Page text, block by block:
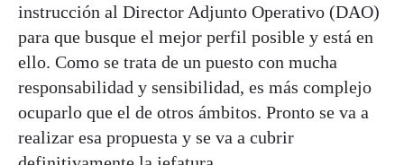
instrucción al Director Adjunto Operativo (DAO)
para que busque el mejor perfil posible y está en
ello. Como se trata de un puesto con mucha
responsabilidad y sensibilidad, es más complejo
ocuparlo que el de otros ámbitos. Pronto se va a
realizar esa propuesta y se va a cubrir